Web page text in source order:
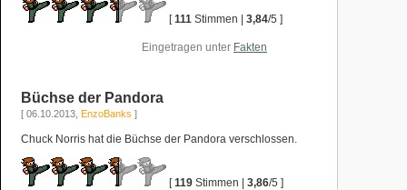
[111 Stimmen |3,84/5 ]
Eingetragen unter Fakten
Büchse der Pandora
[ 06.10.2013,EnzoBanks ]
Chuck Norris hat die Büchse der Pandora verschlossen.
[119 Stimmen |3,86/5 ]